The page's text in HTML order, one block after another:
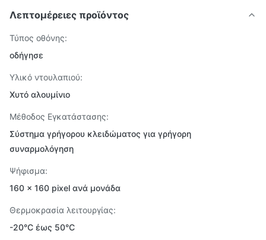
Λεπτομέρειες προϊόντος
Τύπος οθόνης:
οδήγησε
Υλικό ντουλαπιού:
Χυτό αλουμίνιο
Μέθοδος Εγκατάστασης:
Σύστημα γρήγορου κλειδώματος για γρήγορη
συναρμολόγηση
Ψήφισμα:
160 x 160 pixel ανά μονάδα
Θερμοκρασία λειτουργίας:
-20°C έως 50°C